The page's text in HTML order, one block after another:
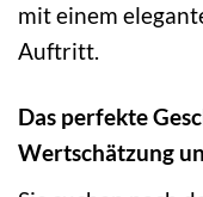
mit einem
Auftritt.
Das perfekte
Wertschätzung